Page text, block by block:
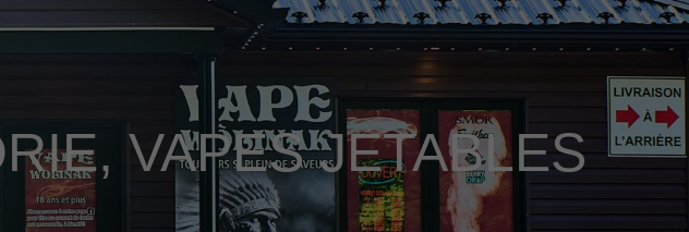
, VAPES JETABLES